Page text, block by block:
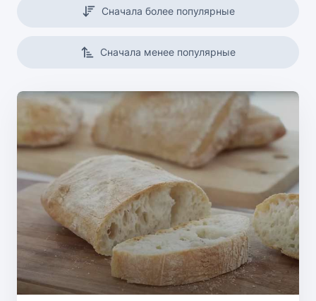
Сначала более популярные
Сначала менее популярные